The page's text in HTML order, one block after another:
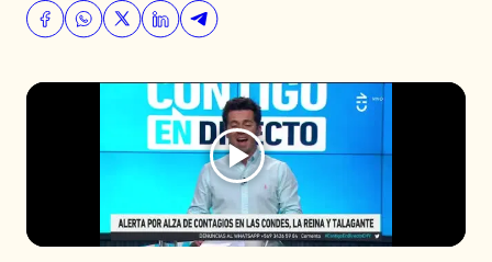
Programas
Club De La Comedia
Contigo en Directo
Plan Perfecto